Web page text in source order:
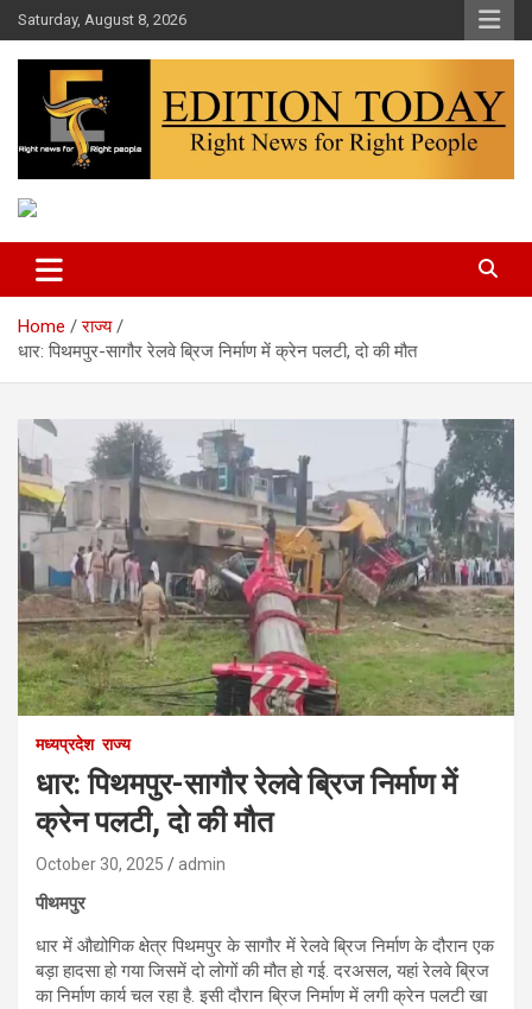
Skip
to
content
Saturday, August 8, 2026
Edition Today
Home
राज्य
धार: पिथमपुर-सागौर रेलवे ब्रिज निर्माण में क्रेन पलटी, दो की मौत
मध्यप्रदेश राज्य
धार: पिथमपुर-सागौर रेलवे ब्रिज निर्माण में
क्रेन पलटी, दो की मौत
October 30, 2025 admin
पीथमपुर
धार में औद्योगिक क्षेत्र पिथमपुर के सागौर में रेलवे ब्रिज निर्माण के दौरान एक
बड़ा हादसा हो गया जिसमें दो लोगों की मौत हो गई. दरअसल, यहां रेलवे ब्रिज
का निर्माण कार्य चल रहा है. इसी दौरान ब्रिज निर्माण में लगी क्रेन पलटी खा